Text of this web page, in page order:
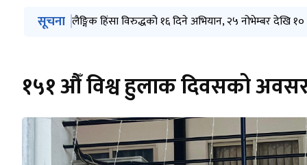
मुख्य नेभिगेसनमा जानुहोस्
सूचना मिति २०८२ साल पौष ८ गते हुलाक सेवा विभागको
दररेट पेस गर्ने सम्बन्धमा
लैङ्गिक हिंसा विरुद्धको १६ दिने अभियान, २५ नोभेम्बर देखि १०
बोलपत्र सूचना !
सूचना लागत अनुमान माग ।
१५१ औँ विश्व हुलाक दिवसको